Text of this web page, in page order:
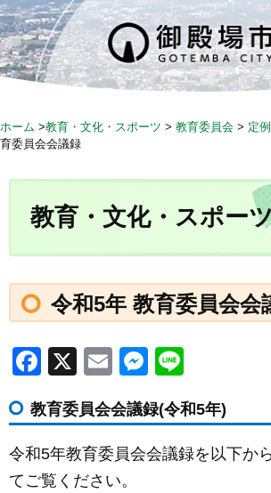
S
k
i
p
c
ホーム >教育・文化・スポーツ > 教育委員会 > 定
育委員会会議録
教育・文化・スポー
令和5年 教育委員会会
F
c
e
b
X
E
ail
M
ss
e
e
教育委員会会議録(令和5年)
令和5年教育委員会会議録を以下か
てご覧ください。